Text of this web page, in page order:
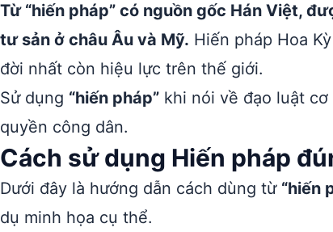
Từ “hiến pháp” có nguồn gốc Hán Việt,
tư sản ở châu Âu và Mỹ. Hiến pháp Hoa
đời nhất còn hiệu lực trên thế giới.
Sử dụng “hiến pháp” khi nói về đạo luật
quyền công dân.
Cách sử dụng Hiến pháp
Dưới đây là hướng dẫn cách dùng từ “hiến
dụ minh họa cụ thể.